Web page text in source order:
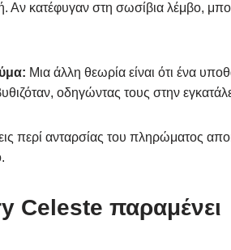
Αν κατέφυγαν στη σωσίβια λέμβο,
Μια άλλη θεωρία είναι ότι ένα
οδηγώντας τους στην
περί ανταρσίας του πληρώματος
Celeste παραμένει